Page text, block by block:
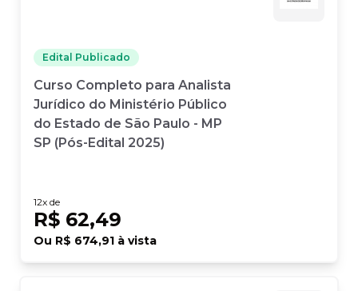
Edital Publicado
Curso Completo para Analista
Jurídico do Ministério Público
do Estado de São Paulo - MP
SP (Pós-Edital 2025)
12x de
R$ 62,49
Ou R$ 674,91 à vista